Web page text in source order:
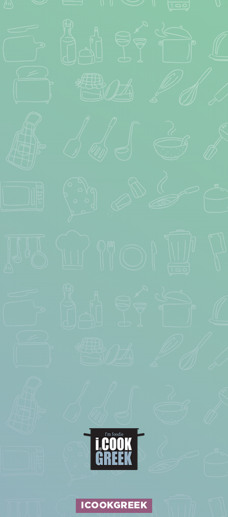
ICOOKGREEK